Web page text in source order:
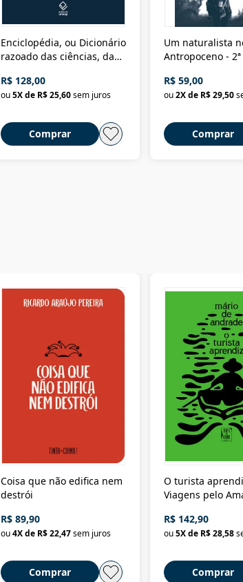
Enciclopédia, ou Dicionário
razoado das ciências, das
Civilização material
R$ 128,00
ou5X de R$ 25,60sem juros
Comprar
Um naturalista
Antropoceno -
selvagem
R$ 59,00
ou2X de R$ 29,50
Comprar
Coisa que não edifica nem
destrói
R$ 89,90
ou4X de R$ 22,47sem juros
Comprar
O turista
Viagens pelo
até a Bolívia e
até dizer chega
R$ 142,90
ou5X de R$ 28,58
Comprar